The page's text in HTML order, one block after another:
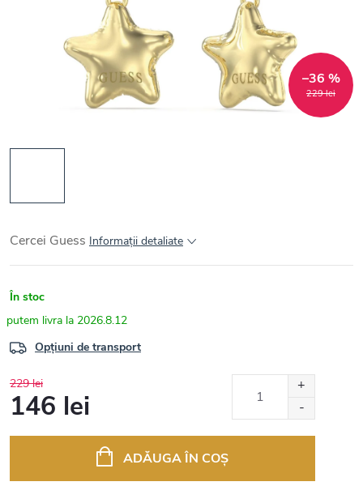
229 lei
–36 %
Cercei Guess Informaţii detaliate
În stoc
2026.8.12
Opțiuni de transport
229 lei
146 lei
ADĂUGA ÎN COŞ